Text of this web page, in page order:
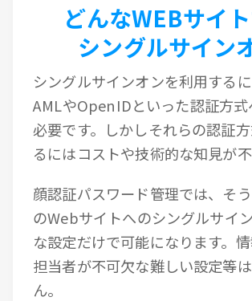
どんなWEBサイ
シングルサイン
シングルサインオンを利用する
AMLやOpenIDといった認証方
必要です。しかしそれらの認証
るにはコストや技術的な知見が不
顔認証パスワード管理では、そ
のWebサイトへのシングルサイ
な設定だけで可能になります。
担当者が不可欠な難しい設定等
ん。